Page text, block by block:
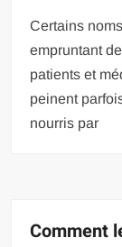
Certains
empruntant
patients et
peinent
nourris par
Comment